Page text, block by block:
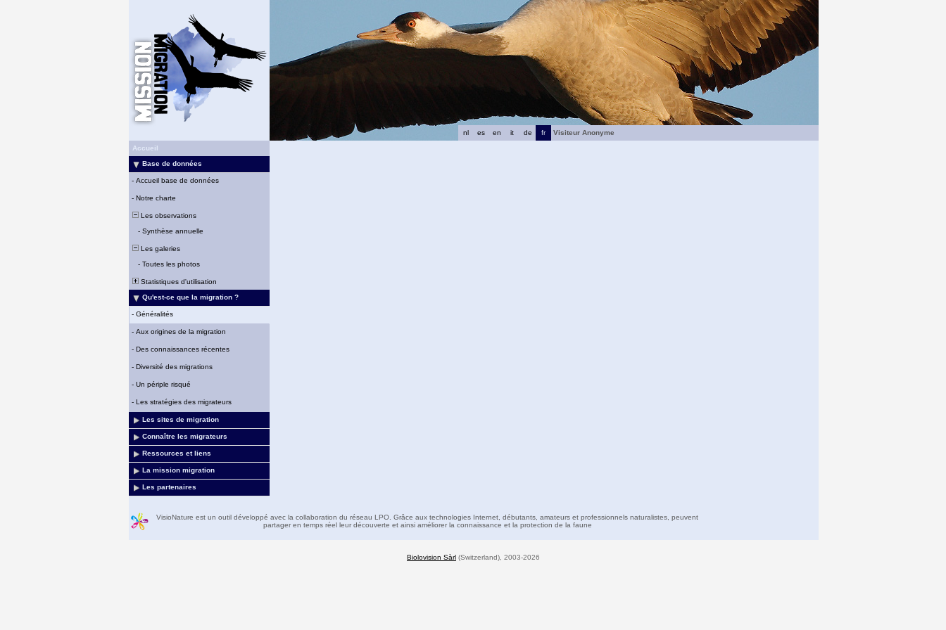
fr
de
it
en
es
nl
Visiteur Anonyme
Accueil
Base de données
- Accueil base de données
- Notre charte
Les observations
- Synthèse annuelle
Les galeries
- Toutes les photos
Statistiques d'utilisation
Qu'est-ce que la migration ?
- Généralités
- Aux origines de la migration
- Des connaissances récentes
- Diversité des migrations
- Un périple risqué
- Les stratégies des migrateurs
Les sites de migration
Connaître les migrateurs
Ressources et liens
La mission migration
Les partenaires
VisioNature est un outil développé avec la collaboration du réseau LPO. Grâce aux technologies Internet, débutants, amateurs et professionnels naturalistes, peuvent
partager en temps réel leur découverte et ainsi améliorer la connaissance et la protection de la faune
Biolovision Sàrl (Switzerland), 2003-2026